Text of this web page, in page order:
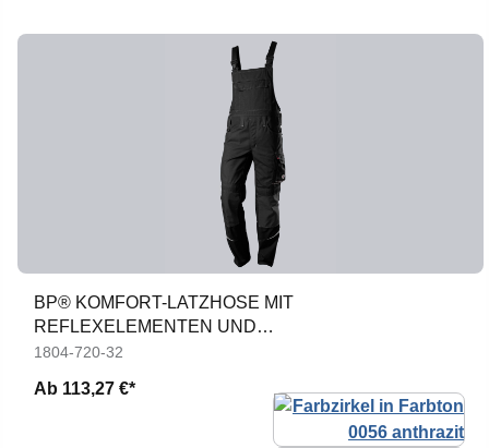
BP® KOMFORT-LATZHOSE MIT
REFLEXELEMENTEN UND
KNIEPOLSTERTASCHEN
1804-720-32
Ab 113,27 €*